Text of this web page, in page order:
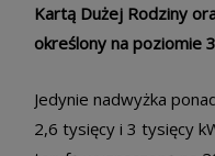
Kartą Dużej Rodziny
określony na poziomie
Jedynie nadwyżka
2,6 tysięcy i 3 tysięcy